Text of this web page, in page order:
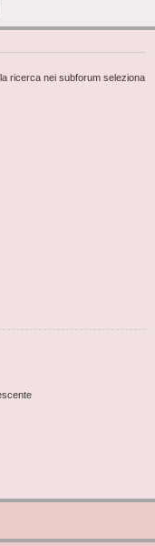
ricerca nei subforum seleziona